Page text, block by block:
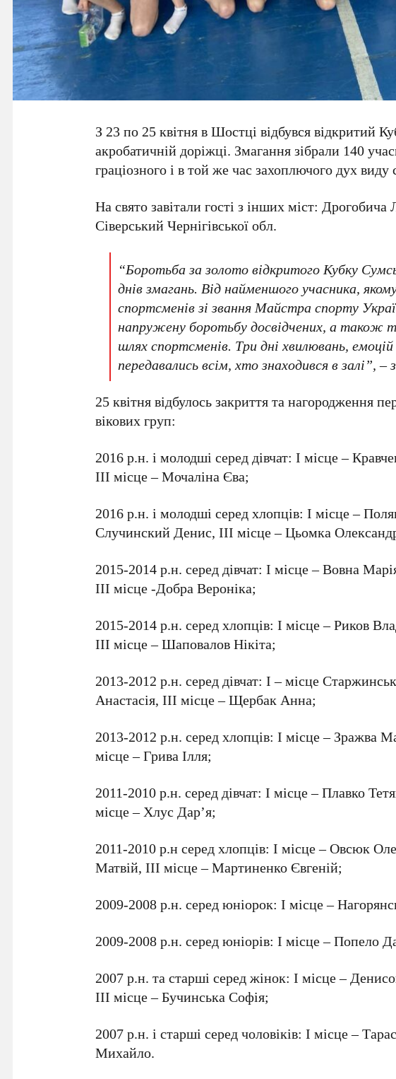
З 23 по 25 квітня в Шостці відбувся відкритий
акробатичній доріжці. Змагання зібрали 140
граціозного і в той же час захоплючого дух виду
На свято завітали гості з інших міст: Дрогобича
Сіверський Чернігівської обл.
“Боротьба за золото відкритого Кубку
днів змагань. Від найменшого учасника,
спортсменів зі звання Майстра спорту
напружену боротьбу досвідчених, а також
шлях спортсменів. Три дні хвилювань,
передавались всім, хто знаходився в
25 квітня відбулось закриття та нагородження
вікових груп:
2016 р.н. і молодші серед дівчат: І місце –
ІІІ місце – Мочаліна Єва;
2016 р.н. і молодші серед хлопців: І місце –
Случинский Денис, ІІІ місце – Цьомка
2015-2014 р.н. серед дівчат: І місце – Вовна
ІІІ місце -Добра Вероніка;
2015-2014 р.н. серед хлопців: І місце – Риков
ІІІ місце – Шаповалов Нікіта;
2013-2012 р.н. серед дівчат: І – місце
Анастасія, ІІІ місце – Щербак Анна;
2013-2012 р.н. серед хлопців: І місце – Зражва
місце – Грива Ілля;
2011-2010 р.н. серед дівчат: І місце – Плавко
місце – Хлус Дар’я;
2011-2010 р.н серед хлопців: І місце – Овсюк
Матвій, ІІІ місце – Мартиненко Євгеній;
2009-2008 р.н. серед юніорок: І місце –
2009-2008 р.н. серед юніорів: І місце – Попело
2007 р.н. та старші серед жінок: І місце –
ІІІ місце – Бучинська Софія;
2007 р.н. і старші серед чоловіків: І місце –
Михайло.